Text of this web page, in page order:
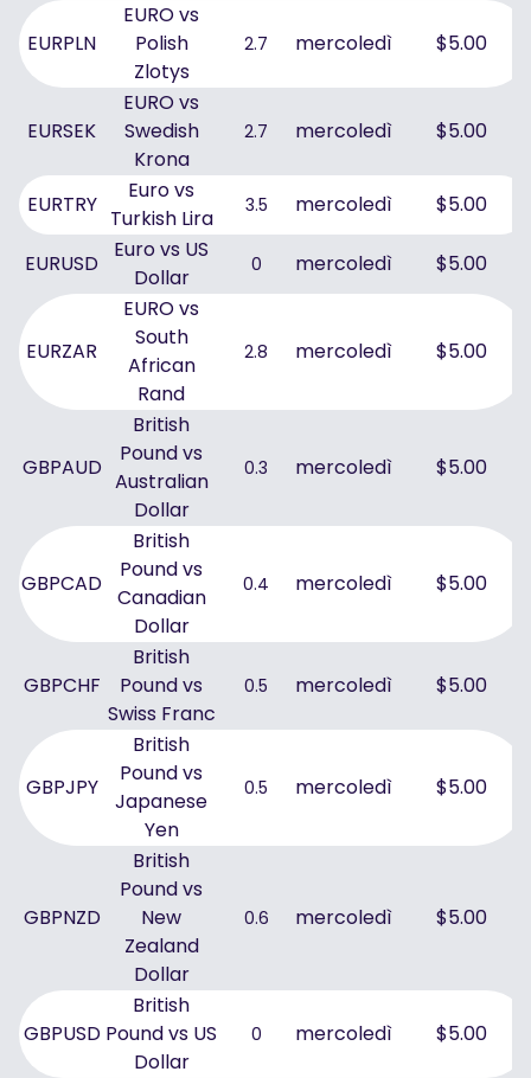
EURPLN
EURO vs
Polish
Zlotys
2.7 mercoledì $5.00
EURSEK
EURO vs
Swedish
Krona
2.7 mercoledì $5.00
EURTRY
Euro vs
Turkish Lira
3.5 mercoledì $5.00
EURUSD
Euro vs US
Dollar
0 mercoledì $5.00
EURZAR
EURO vs
South
African
Rand
2.8 mercoledì $5.00
GBPAUD
British
Pound vs
Australian
Dollar
0.3 mercoledì $5.00
GBPCAD
British
Pound vs
Canadian
Dollar
0.4 mercoledì $5.00
GBPCHF
British
Pound vs
Swiss Franc
0.5 mercoledì $5.00
GBPJPY
British
Pound vs
Japanese
Yen
0.5 mercoledì $5.00
GBPNZD
British
Pound vs
New
Zealand
Dollar
0.6 mercoledì $5.00
GBPUSD
British
Pound vs US
Dollar
0 mercoledì $5.00